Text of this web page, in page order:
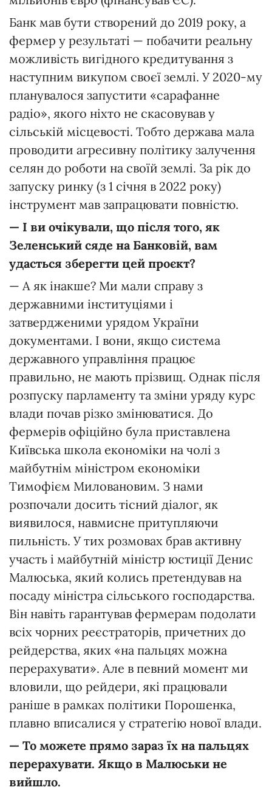
Банк мав бути створений до 2019 року, а
фермер у результаті — побачити реальну
можливість вигідного кредитування з
наступним викупом своєї землі. У 2020-му
планувалося запустити «сарафанне
радіо», якого ніхто не скасовував у
сільській місцевості. Тобто держава мала
проводити агресивну політику залучення
селян до роботи на своїй землі. За рік до
запуску ринку (з 1 січня в 2022 року)
інструмент мав запрацювати повністю.
— І ви очікували, що після того, як
Зеленський сяде на Банковій, вам
удасться зберегти цей проєкт?
— А як інакше? Ми мали справу з
державними інституціями і
затвердженими урядом України
документами. І вони, якщо система
державного управління працює
правильно, не мають прізвищ. Однак після
розпуску парламенту та зміни уряду курс
влади почав різко змінюватися. До
фермерів офіційно була приставлена
Київська школа економіки на чолі з
майбутнім міністром економіки
Тимофієм Миловановим. З нами
розпочали досить тісний діалог, як
виявилося, навмисне притупляючи
пильність. У тих розмовах брав активну
участь і майбутній міністр юстиції Денис
Малюська, який колись претендував на
посаду міністра сільського господарства.
Він навіть гарантував фермерам подолати
всіх чорних реєстраторів, причетних до
рейдерства, яких «на пальцях можна
перерахувати». Але в певний момент ми
вловили, що рейдери, які працювали
раніше в рамках політики Порошенка,
плавно вписалися у стратегію нової влади.
— То можете прямо зараз їх на пальцях
перерахувати. Якщо в Малюськи не
вийшло.